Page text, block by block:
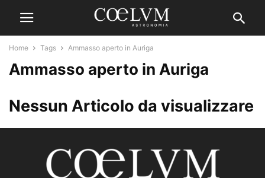
Home Tags Ammasso aperto in Auriga
Ammasso aperto in Auriga
Nessun Articolo da visualizzare